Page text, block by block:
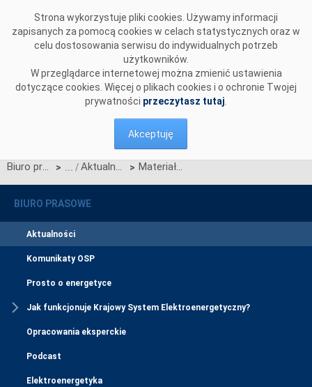
Strona wykorzystuje pliki cookies. Używamy informacji
zapisanych za pomocą cookies w celach statystycznych oraz w
celu dostosowania serwisu do indywidualnych potrzeb
użytkowników.
W przeglądarce internetowej można zmienić ustawienia
dotyczące cookies. Więcej o plikach cookies i o ochronie Twojej
prywatności przeczytasz tutaj
Akceptuję
Biuro prasowe > Aktualności > Materiały ze spotkania informacyjnego dotyczącego II etapu reformy rynku bilansującego
BIURO PRASOWE
Aktualności
Komunikaty OSP
Prosto o energetyce
Jak funkcjonuje Krajowy System Elektroenergetyczny?
Opracowania eksperckie
Podcast
Elektroenergetyka